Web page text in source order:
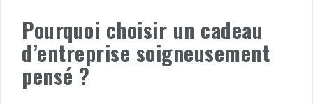
Pourquoi choisir un cadeau
d’entreprise soigneusement
pensé ?